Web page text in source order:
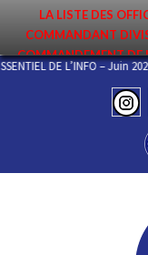
LA LISTE DES
COMMANDANT
COMMANDEMENT DE
PREMIER MOUVEMENT
PAGES PROTÉGÉES
L’ESSENTIEL DE L’INFO